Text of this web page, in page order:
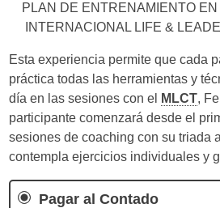
PLAN DE ENTRENAMIENTO
INTERNACIONAL LIFE &
Esta experiencia permite que cada
práctica todas las herramientas y
día en las sesiones con el
MLCT,
participante comenzará desde el
sesiones de coaching con su triada
contempla ejercicios individuales y
Pagar al Contado